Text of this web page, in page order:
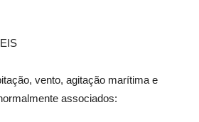
vento, agitação marítima e
associados: